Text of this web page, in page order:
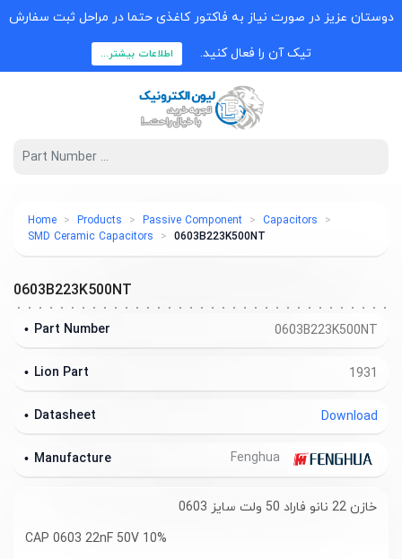
دوستان عزیز در صورت نیاز به فاکتور کاغذی حتما در مراحل ثبت سفارش
تیک آن را فعال کنید. اطلاعات بیشتر...
Home Products Passive Component
Capacitors
SMD Ceramic Capacitors
0603B223K500NT
0603B223K500NT
0603B223K500NT
Part Number
1931
Lion Part
Download
Datasheet
Manufacture
خازن 22 نانو فاراد 50 ولت سایز 0603
CAP 0603 22nF 50V 10%